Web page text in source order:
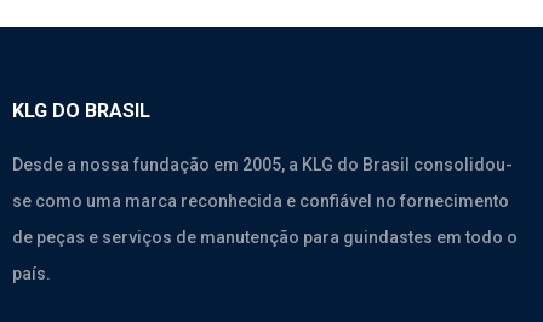
KLG DO BRASIL
Desde a nossa fundação em 2005, a KLG do Brasil consolidou-
se como uma marca reconhecida e confiável no fornecimento
de peças e serviços de manutenção para guindastes em todo o
país.